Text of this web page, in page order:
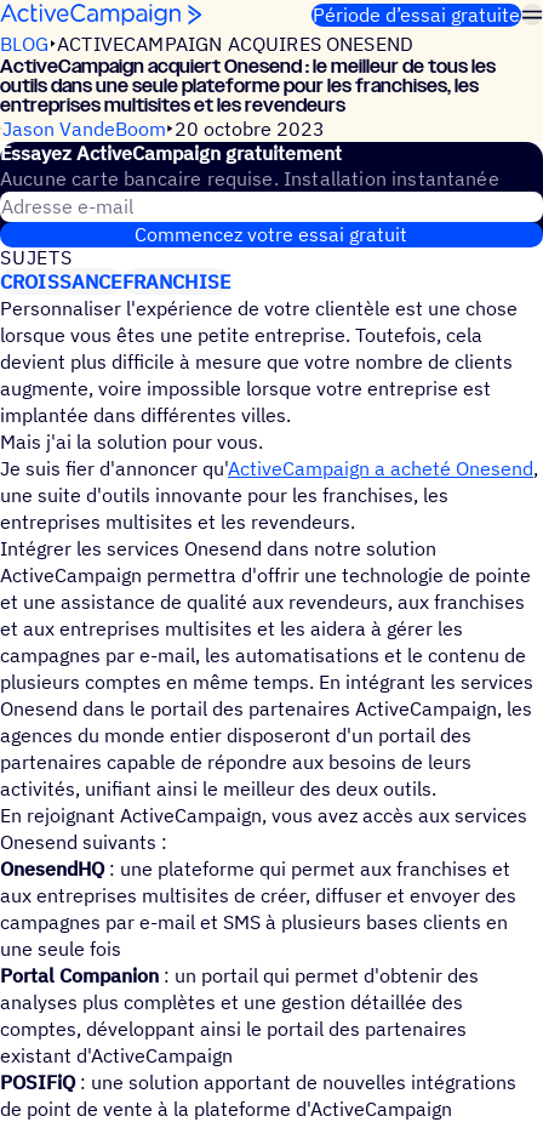
Passer au contenu
Période d’essai gratuite
BLOG ACTIVECAMPAIGN ACQUIRES ONESEND
ActiveCampaign acquiert Onesend : le meilleur de tous les
outils dans une seule plate­forme pour les fran­chises, les
entre­prises multi­sites et les revendeurs
Jason VandeBoom 20 octobre 2023
Essayez ActiveCampaign gratuitement
Aucune carte bancaire requise. Installation instantanée
Adresse e-mail
Commencez votre essai gratuit
SUJETS
CROISSANCEFRANCHISE
Personnaliser l'expérience de votre clientèle est une chose
lorsque vous êtes une petite entreprise. Toutefois, cela
devient plus difficile à mesure que votre nombre de clients
augmente, voire impossible lorsque votre entreprise est
implantée dans différentes villes.
Mais j'ai la solution pour vous.
Je suis fier d'annoncer qu'ActiveCampaign a acheté Onesend,
une suite d'outils innovante pour les franchises, les
entreprises multisites et les revendeurs.
Intégrer les services Onesend dans notre solution
ActiveCampaign permettra d'offrir une technologie de pointe
et une assistance de qualité aux revendeurs, aux franchises
et aux entreprises multisites et les aidera à gérer les
campagnes par e-mail, les automatisations et le contenu de
plusieurs comptes en même temps. En intégrant les services
Onesend dans le portail des partenaires ActiveCampaign, les
agences du monde entier disposeront d'un portail des
partenaires capable de répondre aux besoins de leurs
activités, unifiant ainsi le meilleur des deux outils.
En rejoignant ActiveCampaign, vous avez accès aux services
Onesend suivants :
OnesendHQ: une plateforme qui permet aux franchises et
aux entreprises multisites de créer, diffuser et envoyer des
campagnes par e-mail et SMS à plusieurs bases clients en
une seule fois
Portal Companion : un portail qui permet d'obtenir des
analyses plus complètes et une gestion détaillée des
comptes, développant ainsi le portail des partenaires
existant d'ActiveCampaign
POSIFiQ: une solution apportant de nouvelles intégrations
de point de vente à la plateforme d'ActiveCampaign